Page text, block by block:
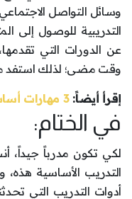
وسائل التواصل
التدريبية للوصول إلى
عن الدورات التي
وقت مضى؛ لذلك استفد
إقرأ أيضاً:3 مهارات أساسية يحتاج إليها المدرب
في الختام:
لكي تكون مدرباً جيداً،
التدريب الأساسية
أدوات التدريب التي